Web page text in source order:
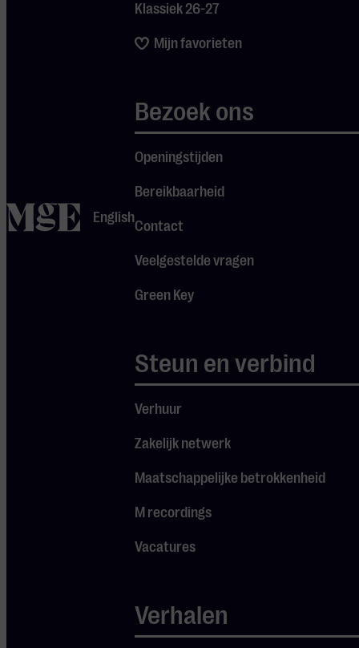
homeEnglish
Klassiek 26-27
Mijn favorieten
Bezoek ons
Openingstijden
Bereikbaarheid
Contact
Veelgestelde vragen
Green Key
Steun en verbind
Verhuur
Zakelijk netwerk
Maatschappelijke betrokkenheid
M recordings
Vacatures
Verhalen